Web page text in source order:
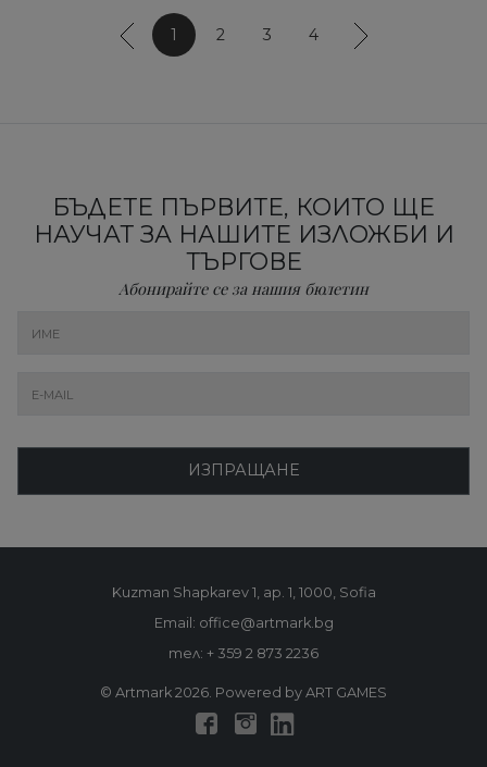
1 2 3 4
БЪДЕТЕ ПЪРВИТЕ, КОИТО ЩЕ
НАУЧАТ ЗА НАШИТЕ ИЗЛОЖБИ И
ТЪРГОВЕ
Абонирайте се за нашия бюлетин
ИЗПРАЩАНЕ
Kuzman Shapkarev 1, ap. 1, 1000, Sofia
Email: office@artmark.bg
тел: + 359 2 873 2236
© Artmark 2026. Powered by ART GAMES